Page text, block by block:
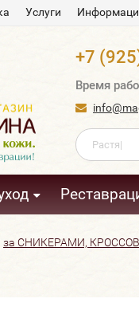
Услуги
+7
Время
за СНИКЕРАМИ,